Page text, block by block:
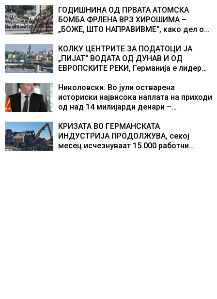
ГОДИШНИНА ОД ПРВАТА АТОМСКА
БОМБА ФРЛЕНА ВРЗ ХИРОШИМА –
„БОЖЕ, ШТО НАПРАВИВМЕ“, како дел од
учесниците во бомбардирањето го
доживуваа овој настан што го промени
текот на историјата
КОЛКУ ЦЕНТРИТЕ ЗА ПОДАТОЦИ ЈА
„ПИЈАТ“ ВОДАТА ОД ДУНАВ И ОД
ЕВРОПСКИТЕ РЕКИ, Германија е лидер
центри за податоци
Николовски: Во јули остварена
историски највисока наплата на приходи
од над 14 милијарди денари –
резултати
КРИЗАТА ВО ГЕРМАНСКАТА
ИНДУСТРИЈА ПРОДОЛЖУВА, секој
месец исчезнуваат 15.000 работни